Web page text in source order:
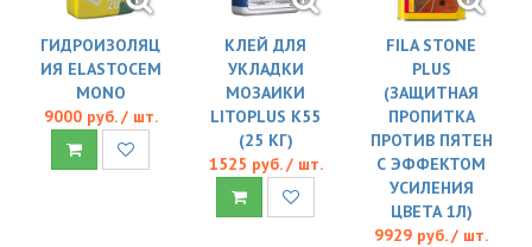
ГИДРОИЗОЛЯЦ
ИЯ ELASTOCEM
MONO
9000 руб. / шт.
КЛЕЙ ДЛЯ
УКЛАДКИ
МОЗАИКИ
LITOPLUS K55
(25 КГ)
1525 руб. / шт.
FILA STONE
PLUS
(ЗАЩИТНАЯ
ПРОПИТКА
ПРОТИВ ПЯТЕН
С ЭФФЕКТОМ
УСИЛЕНИЯ
ЦВЕТА 1Л)
9929 руб. / шт.